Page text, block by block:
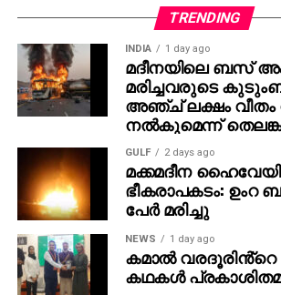
ട്രെന്‍ഡിങ് പട്ടികയില്‍ മുന്നിലാണ്.
വലുപ്പത്തിലുള്ള പ്രത്യേക സ്‌ക്രീനില്‍
മുന്നില്‍ ട്രെയിലര്‍ പ്രദര്‍ശിപ്പിച്ചു.
ട്രെയിലര്‍ സി.ഇ. 512-ലെ
ദൃശ്യങ്ങളോടെ തുടങ്ങുന്നു. തുടര്‍ന്ന്
ഭൂമിയിലേക്ക് വരുന്നു എന്നു കാണിക്കുന്ന
ഛിന്നഗ്രഹം, അന്റാര്‍ട്ടിക്കയിലെ
ഷെല്‍ഫ്, ആഫ്രിക്കയിലെ
ബി.സി.ഇ 7200-ലെ ലങ്കാനഗരം,
മണികര്‍ണികാ ഘട്ട് തുടങ്ങിയ ഭീമാകാര
ദൃശ്യവിശേഷങ്ങള്‍ അതിശയത്തോടെ
അവതരിപ്പിക്കുന്നു.
TRENDING
INDIA 1 day ago
മദീനയിലെ ബസ്
മരിച്ചവരുടെ
അഞ്ച് ലക്ഷം
നല്‍കുമെന്ന്
GULF 2 days ago
മക്കമദീന
ഭീകരാപകടം: ഉംറ
പേര്‍ മരിച്ചു
NEWS 1 day ago
കമാൽ
കഥകൾ